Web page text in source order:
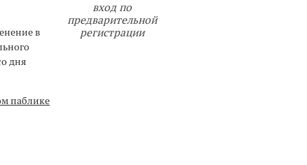
в
дня
паблике
вход по
предварительной
регистрации